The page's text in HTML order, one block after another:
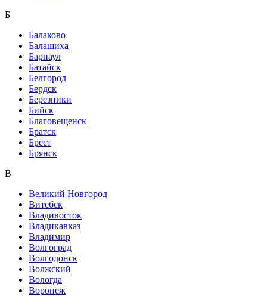
Б
Балаково
Балашиха
Барнаул
Батайск
Белгород
Бердск
Березники
Бийск
Благовещенск
Братск
Брест
Брянск
В
Великий Новгород
Витебск
Владивосток
Владикавказ
Владимир
Волгоград
Волгодонск
Волжский
Вологда
Воронеж